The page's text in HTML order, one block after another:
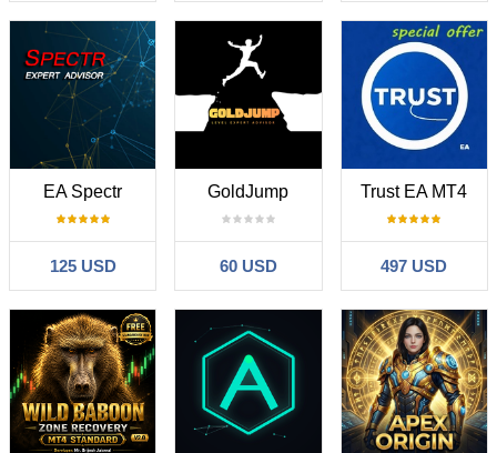
EA Spectr
125 USD
GoldJump
60 USD
Trust EA MT4
497 USD